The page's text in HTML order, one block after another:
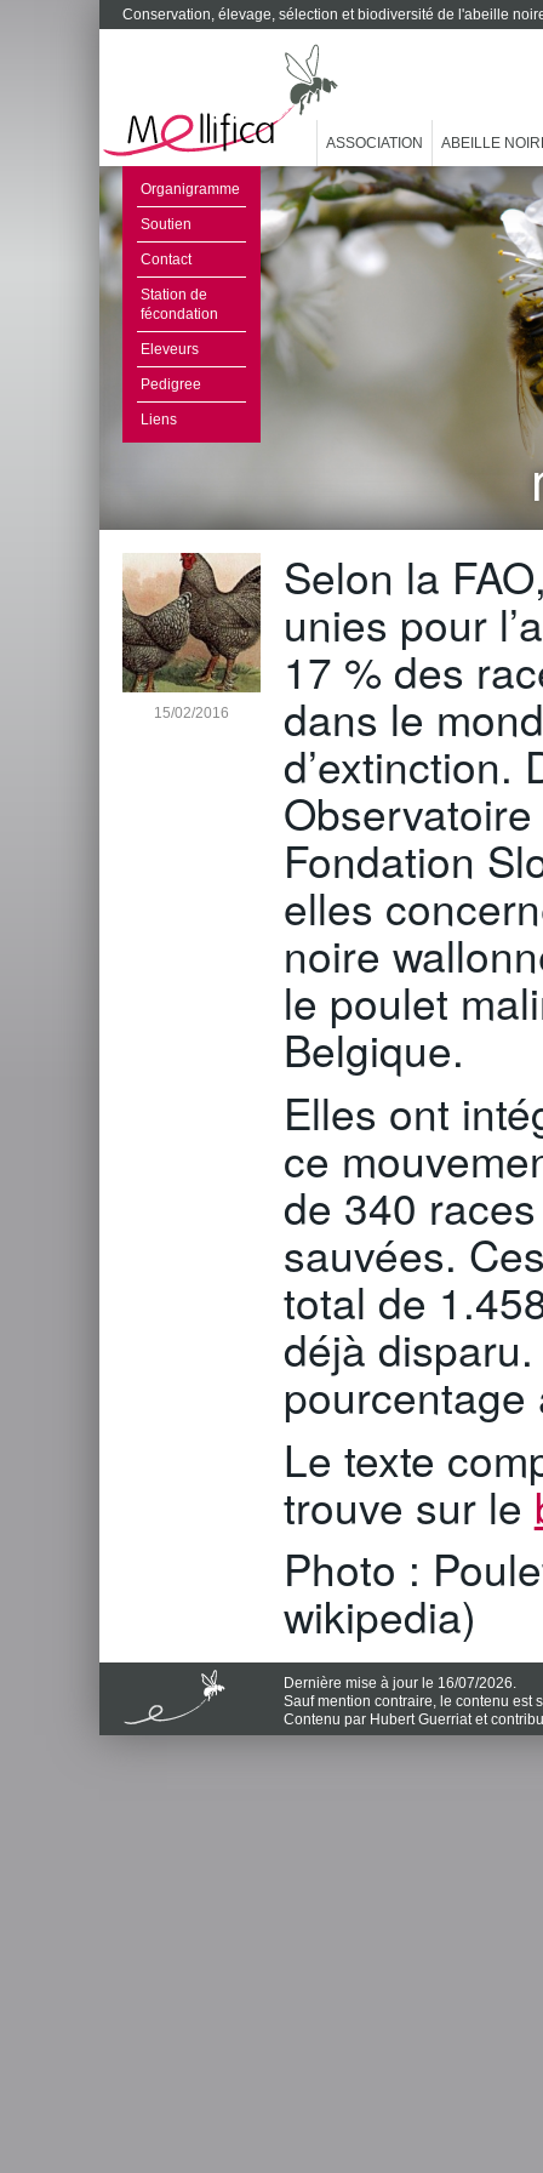
Conservation, élevage, sélection et biodiversité de l'abeille
ASSOCIATION ABEILLE
Organigramme
Soutien
Contact
Station de
fécondation
Eleveurs
Pedigree
Liens
15/02/2016
Selon la
unies pour
17 % des
dans le
d’extinction.
Fondation
elles
noire
le poulet
Belgique.
Elles ont
ce
de 340
sauvées.
total de
déjà
pourcentage
Le texte
trouve sur le
Photo :
wikipedia)
Dernière mise à jour le 16/07/2026.
Sauf mention contraire, le contenu est
Contenu par Hubert Guerriat et